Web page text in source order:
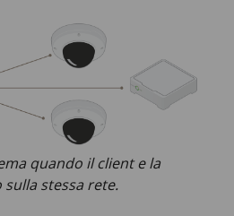
quando il client e la
stessa rete.